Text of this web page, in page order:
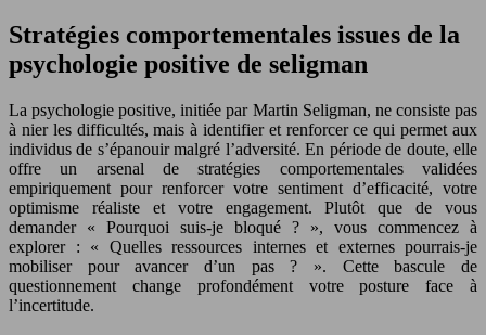
Stratégies comportementales issues de la
psychologie positive de seligman
La psychologie positive, initiée par Martin Seligman, ne consiste pas
à nier les difficultés, mais à identifier et renforcer ce qui permet aux
individus de s’épanouir malgré l’adversité. En période de doute, elle
offre un arsenal de stratégies comportementales validées
empiriquement pour renforcer votre sentiment d’efficacité, votre
optimisme réaliste et votre engagement. Plutôt que de vous
demander « Pourquoi suis-je bloqué ? », vous commencez à
explorer : « Quelles ressources internes et externes pourrais-je
mobiliser pour avancer d’un pas ? ». Cette bascule de
questionnement change profondément votre posture face à
l’incertitude.